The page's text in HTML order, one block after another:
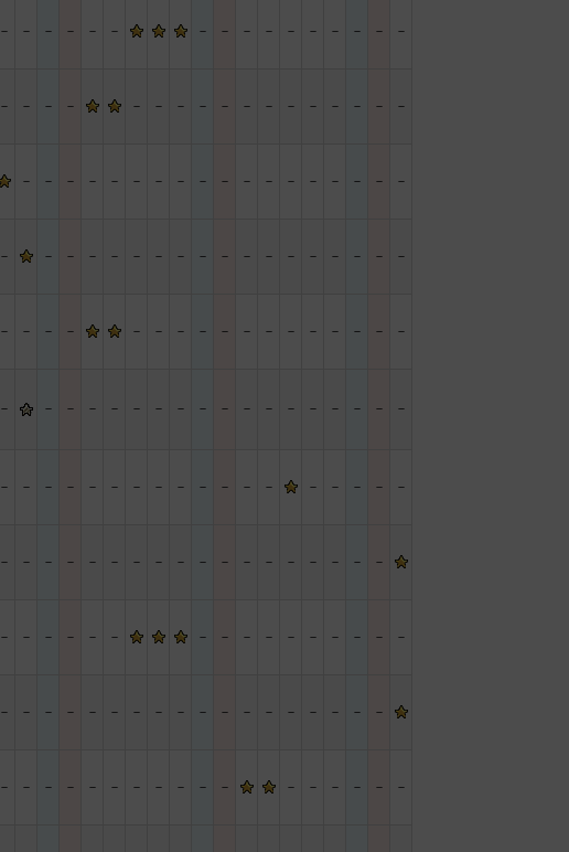
－ － － － － － － － － － － － － － － －
－ － － － － － － － － － － － － － － － －
－ － － － － － － － － － － － － － － － － －
－ － － － － － － － － － － － － － － － － －
－ － － － － － － － － － － － － － － － －
－ － － － － － － － － － － － － － － － － －
－ － － － － － － － － － － － － － － － － －
－ － － － － － － － － － － － － － － － － －
－ － － － － － － － － － － － － － － －
－ － － － － － － － － － － － － － － － － －
－ － － － － － － － － － － － － － － － －